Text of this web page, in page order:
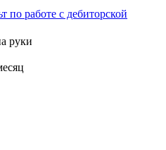
по работе с дебиторской
руки